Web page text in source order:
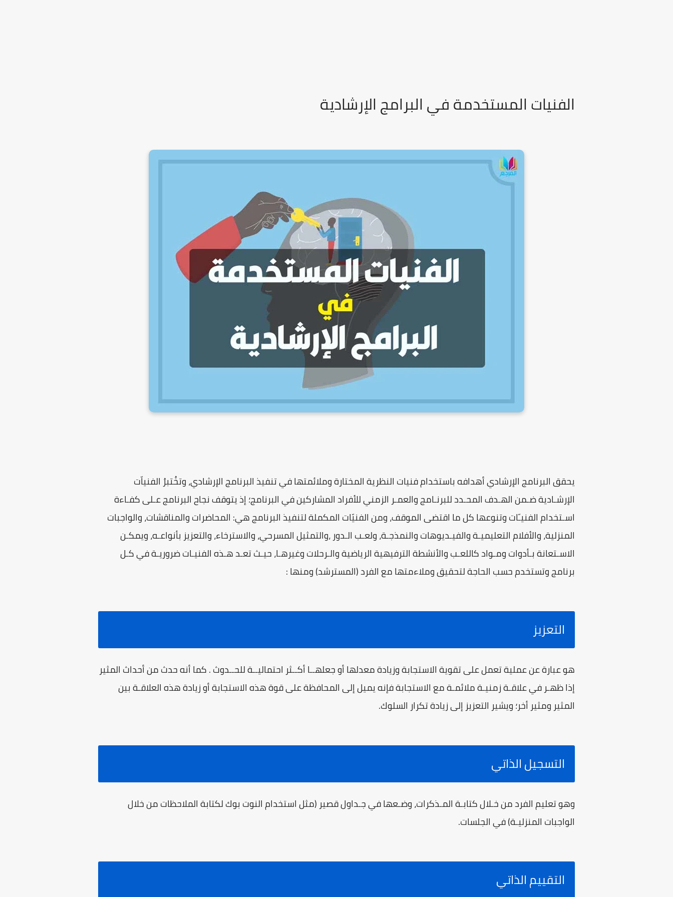
الفنيات المستخدمة في البرامج الإرشادية
يحقق البرنامج الإرشادي أهدافه باستخدام فنيات النظرية المختارة وملائمتها في تنفيذ البرنامج الإرشادي، وتخُتبرُ الفنياّت
الإرشـادية ضـمن الهـدف المحـدد للبرنـامج والعمـر الزمني للأفراد المشاركين في البرنامج؛ إذ يتوقف نجاح البرنامج عـلى كفـاءة
اسـتخدام الفنيـّات وتنوعها كل ما اقتضى الموقف، ومن الفنيّات المكملة لتنفيذ البرنامج هي: المحاضرات والمناقشات، والواجبات
المنزلية، والأفلام التعليميـة والفيـديوهات والنمذجـة، ولعـب الـدور ،والتمثيل المسرحي، والاسترخاء، والتعزيز بأنواعـه، ويمكـن
الاسـتعانة بـأدوات ومـواد كاللعـب والأنشطة الترفيهية الرياضية والـرحلات وغيرهـا، حيـث تعـد هـذه الفنيـات ضروريـة في كـل
برنامج وتستخدم حسب الحاجة لتحقيق وملاءمتها مع الفرد (المسترشد) ومنها :
التعزيز
هو عبارة عن عملية تعمل على تقوية الاستجابة وزيادة معدلها أو جعلهــا أكــثر احتماليــة للحــدوث . كما أنه حدث من أحداث المثير
إذا ظهـر في علاقـة زمنيـة ملائمـة مع الاستجابة فإنه يميل إلى المحافظة على قوة هذه الاستجابة أو زيادة هذه العلاقـة بين
المثير ومثير أخر؛ ويشير التعزيز إلى زيادة تكرار السلوك.
التسجيل الذاتي
وهو تعليم الفرد من خـلال كتابـة المـذكرات، وضـعها في جـداول قصير (مثل استخدام النوت بوك لكتابة الملاحظات من خلال
الواجبات المنزليـة) في الجلسات.
التقييم الذاتي